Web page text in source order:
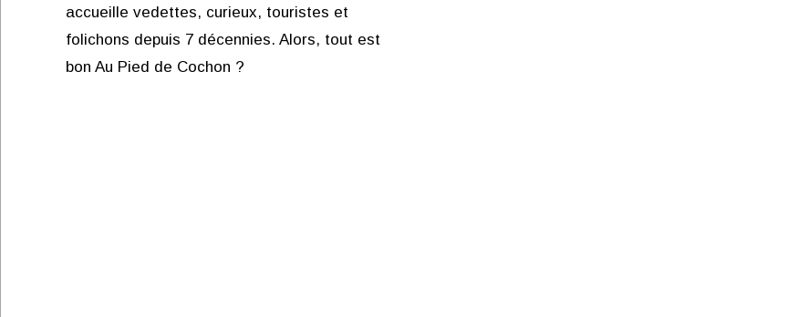
accueille vedettes, curieux, touristes et
folichons depuis 7 décennies. Alors, tout est
bon Au Pied de Cochon ?